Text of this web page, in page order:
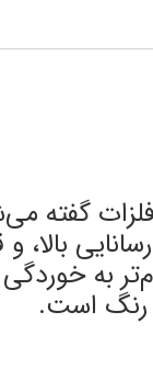
گفته
به
رنگ است.